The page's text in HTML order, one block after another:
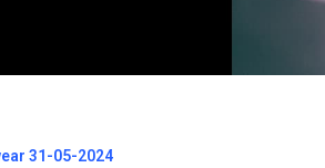
31-05-2024